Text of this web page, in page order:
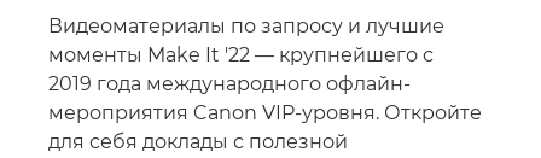
Видеоматериалы по запросу и лучшие
моменты Make It '22 — крупнейшего с
2019 года международного офлайн-
мероприятия Canon VIP-уровня. Откройте
для себя доклады с полезной